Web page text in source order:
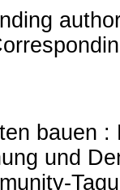
bauen
und